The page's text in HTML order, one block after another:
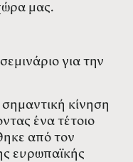
μας.
για την
κίνηση
ένα τέτοιο
από τον
ευρωπαϊκής